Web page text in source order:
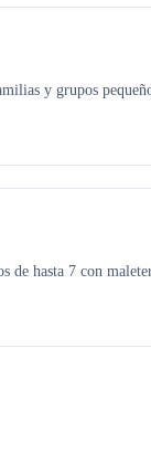
y grupos
de hasta 7 con